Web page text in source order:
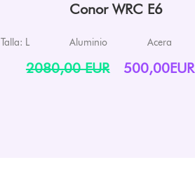
Conor WRC E6
Talla: L Aluminio Acera
2080,00 EUR 500,00EUR